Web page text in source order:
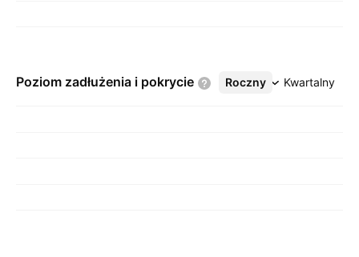
Poziom zadłużenia i pokrycie Roczny Kwartalny
Więcej